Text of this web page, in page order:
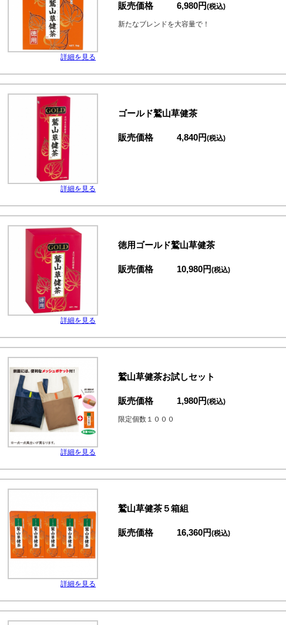
詳細を見る
販売価格 6,980円(税込)
新たなブレンドを大容量で！
詳細を見る
ゴールド鷲山草健茶
販売価格 4,840円(税込)
詳細を見る
徳用ゴールド鷲山草健茶
販売価格 10,980円(税込)
詳細を見る
鷲山草健茶お試しセット
販売価格 1,980円(税込)
限定個数１０００
詳細を見る
鷲山草健茶５箱組
販売価格 16,360円(税込)